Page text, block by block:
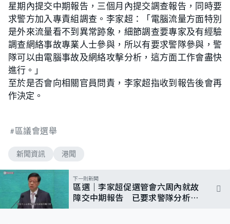
星期內提交中期報告，三個月內提交調查報告，同時要
求警方加入專責組調查。李家超：「電腦流量方面特別
是外來流量看不到異常跡象，細節調查要專家及有經驗
調查網絡事故專業人士參與，所以有要求警隊參與，警
隊可以由電腦事故及網絡攻擊分析，這方面工作會盡快
進行。」
至於是否會向相關官員問責，李家超指收到報告後會再
作決定。
區議會選舉
新聞資訊 港聞
下一則新聞
區選｜李家超促選管會六周內就故
障交中期報告 已要求警隊分析有